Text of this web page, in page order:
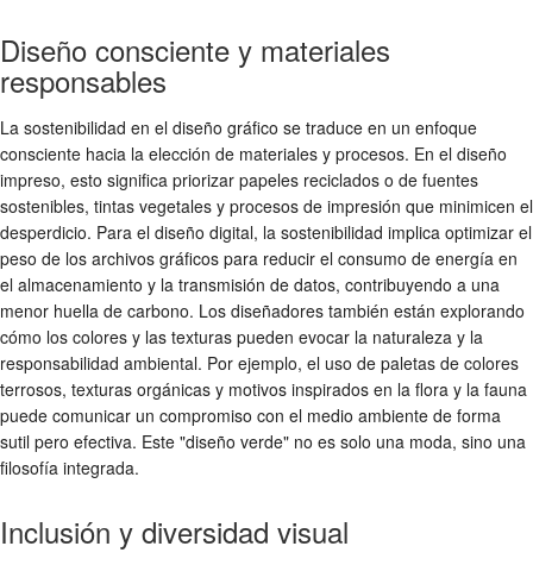
Diseño consciente y materiales
responsables
La sostenibilidad en el diseño gráfico se traduce en un enfoque
consciente hacia la elección de materiales y procesos. En el diseño
impreso, esto significa priorizar papeles reciclados o de fuentes
sostenibles, tintas vegetales y procesos de impresión que minimicen el
desperdicio. Para el diseño digital, la sostenibilidad implica optimizar el
peso de los archivos gráficos para reducir el consumo de energía en
el almacenamiento y la transmisión de datos, contribuyendo a una
menor huella de carbono. Los diseñadores también están explorando
cómo los colores y las texturas pueden evocar la naturaleza y la
responsabilidad ambiental. Por ejemplo, el uso de paletas de colores
terrosos, texturas orgánicas y motivos inspirados en la flora y la fauna
puede comunicar un compromiso con el medio ambiente de forma
sutil pero efectiva. Este "diseño verde" no es solo una moda, sino una
filosofía integrada.
Inclusión y diversidad visual